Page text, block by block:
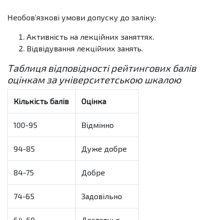
Необов’язкові умови допуску до заліку:
Активність на лекційних заняттях.
Відвідування лекційних занять.
Таблиця відповідності рейтингових балів
оцінкам за університетською шкалою
Кількість балів Оцінка
100-95 Відмінно
94-85 Дуже добре
84-75 Добре
74-65 Задовільно